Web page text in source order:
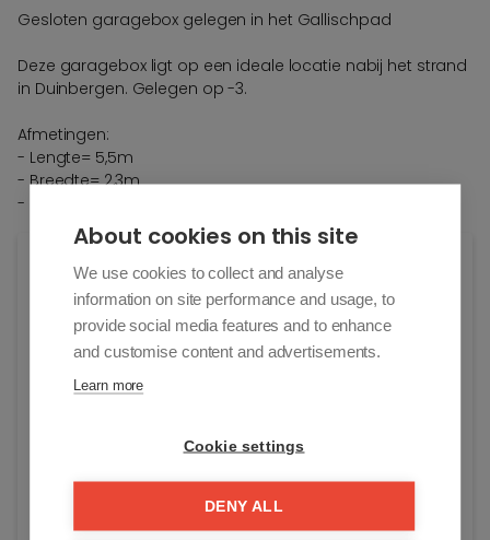
Gesloten garagebox gelegen in het Gallischpad
Deze garagebox ligt op een ideale locatie nabij het strand
in Duinbergen. Gelegen op -3.
Afmetingen:
- Lengte= 5,5m
- Breedte= 2,3m
- Hoogte= 2,8m
Algemene info
Gallischpad 2/a
About cookies on this site
We use cookies to collect and analyse
information on site performance and usage, to
provide social media features and to enhance
and customise content and advertisements.
Learn more
Cookie settings
DENY ALL